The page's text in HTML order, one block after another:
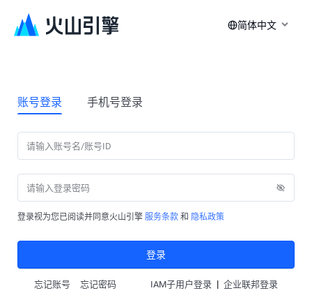
简体中文
账号登录 手机号登录
登录视为您已阅读并同意火山引擎 服务条款 和 隐私政策
登录
忘记账号 忘记密码 IAM子用户登录 | 企业联邦登录